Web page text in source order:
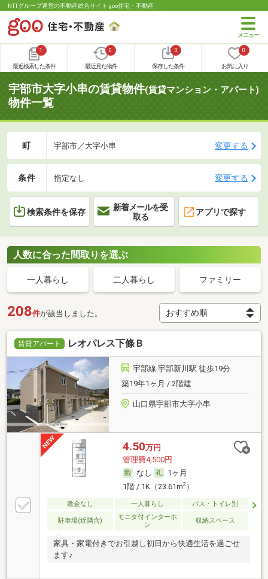
NTTグループ運営の不動産総合サイト goo住宅・不動産
1
最近検索した条件
0
最近見た物件
0
保存した条件
0
お気に入り
宇部市大字小串の賃貸物件(賃貸マンション・アパート)
物件一覧
町 宇部市／大字小串 変更する
条件 指定なし 変更する
検索条件を保存
新着メールを受
取る
アプリで探す
人数に合った間取りを選ぶ
一人暮らし 二人暮らし ファミリー
208件が該当しました。
賃貸アパート レオパレス下條Ｂ
宇部線 宇部新川駅 徒歩19分
築19年1ヶ月 / 2階建
山口県宇部市大字小串
4.50万円
管理費4,500円
なし
1ヶ月
1階 / 1K（23.61m2）
敷金なし 一人暮らし バス・トイレ別
駐車場(近隣含)
モニタ付インターホ
ン
収納スペース
家具・家電付きでお引越し初日から快適生活を過ごせ
ます♪